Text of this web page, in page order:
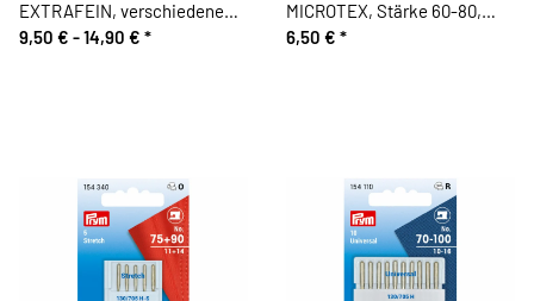
EXTRAFEIN, verschiedene
Farben, Bohin
9,50 € -14,90 € *
MICROTEX, Stärke 60-80,
Prym
6,50 € *